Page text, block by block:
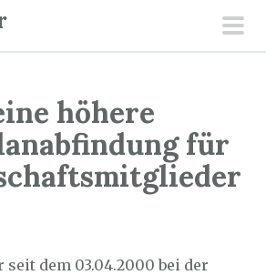
höhere
für
dem 03.04.2000 bei der